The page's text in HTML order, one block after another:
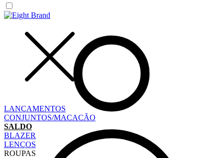
LANÇAMENTOS
CONJUNTOS/MACACÃO
SALDO
BLAZER
LENÇOS
ROUPAS